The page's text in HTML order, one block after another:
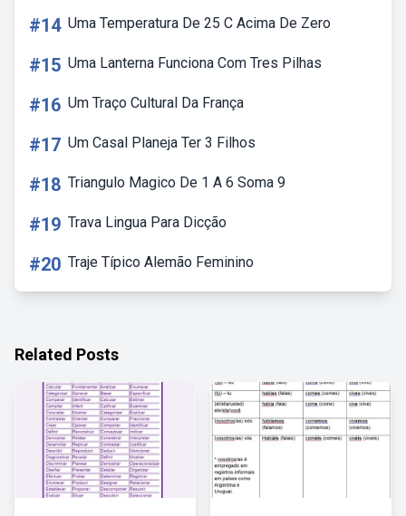
#14 Uma Temperatura De 25 C Acima De Zero
#15 Uma Lanterna Funciona Com Tres Pilhas
#16 Um Traço Cultural Da França
#17 Um Casal Planeja Ter 3 Filhos
#18 Triangulo Magico De 1 A 6 Soma 9
#19 Trava Lingua Para Dicção
#20 Traje Típico Alemão Feminino
Related Posts